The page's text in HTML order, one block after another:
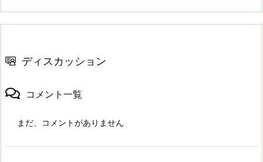
ディスカッション
コメント一覧
まだ、コメントがありません